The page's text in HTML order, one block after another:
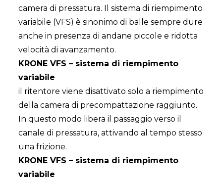
camera di pressatura. Il sistema di riempimento
variabile (VFS) è sinonimo di balle sempre dure
anche in presenza di andane piccole e ridotta
velocità di avanzamento.
KRONE VFS – sistema di riempimento
variabile
il ritentore viene disattivato solo a riempimento
della camera di precompattazione raggiunto.
In questo modo libera il passaggio verso il
canale di pressatura, attivando al tempo stesso
una frizione.
KRONE VFS – sistema di riempimento
variabile